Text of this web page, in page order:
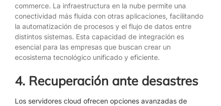
commerce. La infraestructura en la nube permite una
conectividad más fluida con otras aplicaciones, facilitando
la automatización de procesos y el flujo de datos entre
distintos sistemas. Esta capacidad de integración es
esencial para las empresas que buscan crear un
ecosistema tecnológico unificado y eficiente.
4. Recuperación ante desastres
Los servidores cloud ofrecen opciones avanzadas de